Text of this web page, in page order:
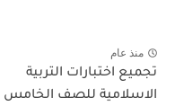
منذ عام
تجميع اختبارات التربية
الاسلامية للصف الخامس